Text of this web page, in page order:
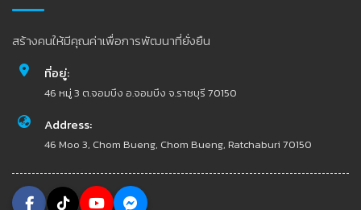
สร้างคนให้มีคุณค่าเพื่อการพัฒนาที่ยั่งยืน
ที่อยู่:
46 หมู่ 3 ต.จอมบึง อ.จอมบึง จ.ราชบุรี 70150
Address:
46 Moo 3, Chom Bueng, Chom Bueng, Ratchaburi 70150